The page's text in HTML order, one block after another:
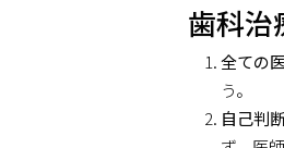
歯科治
全ての
う。
自己判